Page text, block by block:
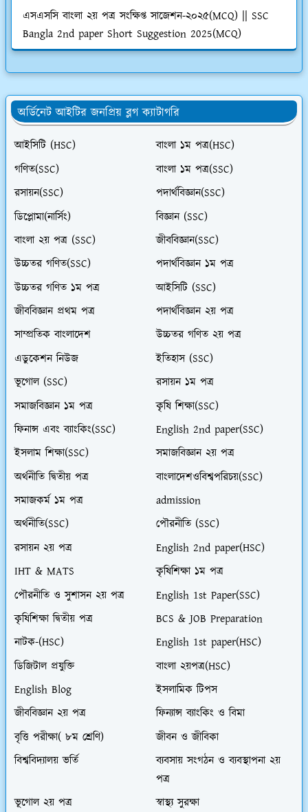
এসএসসি বাংলা ২য় পত্র সংক্ষিপ্ত সাজেশন-২০২৫(MCQ) || SSC
Bangla 2nd paper Short Suggestion 2025(MCQ)
অর্ডিনেট আইটির জনপ্রিয় ব্লগ ক্যাটাগরি
আইসিটি (HSC)
বাংলা ১ম পত্র(HSC)
গণিত(SSC)
বাংলা ১ম পত্র(SSC)
রসায়ন(SSC)
পদার্থবিজ্ঞান(SSC)
ডিপ্লোমা(নার্সিং)
বিজ্ঞান (SSC)
বাংলা ২য় পত্র (SSC)
জীববিজ্ঞান(SSC)
উচ্চতর গণিত(SSC)
পদার্থবিজ্ঞান ১ম পত্র
উচ্চতর গণিত ১ম পত্র
আইসিটি (SSC)
জীববিজ্ঞান প্রথম পত্র
পদার্থবিজ্ঞান ২য় পত্র
সাম্প্রতিক বাংলাদেশ
উচ্চতর গণিত ২য় পত্র
এডুকেশন নিউজ
ইতিহাস (SSC)
ভূগোল (SSC)
রসায়ন ১ম পত্র
সমাজবিজ্ঞান ১ম পত্র
কৃষি শিক্ষা(SSC)
ফিনান্স এবং ব্যাংকিং(SSC)
English 2nd paper(SSC)
ইসলাম শিক্ষা(SSC)
সমাজবিজ্ঞান ২য় পত্র
অর্থনীতি দ্বিতীয় পত্র
বাংলাদেশওবিশ্বপরিচয়(SSC)
সমাজকর্ম ১ম পত্র
admission
অর্থনীতি(SSC)
পৌরনীতি (SSC)
রসায়ন ২য় পত্র
English 2nd paper(HSC)
IHT & MATS
কৃষিশিক্ষা ১ম পত্র
পৌরনীতি ও সুশাসন ২য় পত্র
English 1st Paper(SSC)
কৃষিশিক্ষা দ্বিতীয় পত্র
BCS & JOB Preparation
নাটক-(HSC)
English 1st paper(HSC)
ডিজিটাল প্রযুক্তি
বাংলা ২য়পত্র(HSC)
English Blog
ইসলামিক টিপস
জীববিজ্ঞান ২য় পত্র
ফিন্যান্স ব্যাংকিং ও বিমা
বৃত্তি পরীক্ষা( ৮ম শ্রেণি)
জীবন ও জীবিকা
বিশ্ববিদ্যালয় ভর্তি
ব্যবসায় সংগঠন ও ব্যবস্থাপনা ২য়
পত্র
ভূগোল ২য় পত্র
স্বাস্থ্য সুরক্ষা